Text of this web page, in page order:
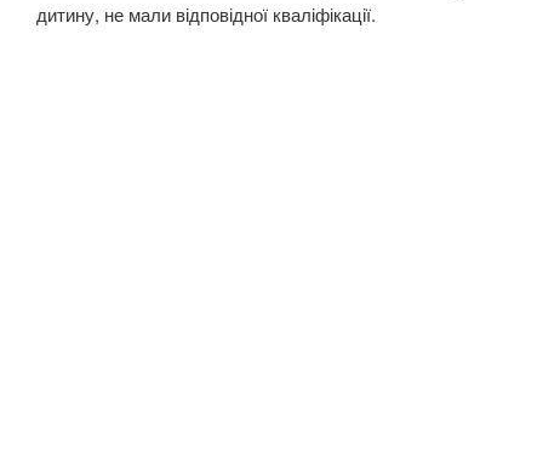
дитину, не мали відповідної кваліфікації.